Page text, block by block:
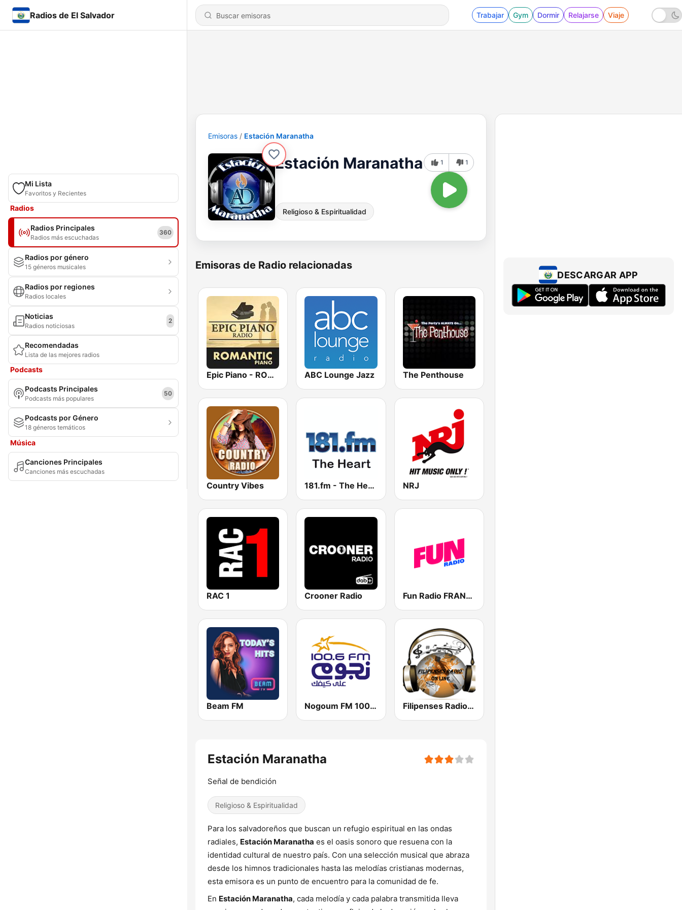
Radios de El Salvador Trabajar Gym Dormir Relajarse Viaje
Mi Lista
Favoritos y Recientes
Radios
Radios Principales
Radios más escuchadas
360
Radios por género
15 géneros musicales
Radios por regiones
Radios locales
Noticias
Radios noticiosas
2
Recomendadas
Lista de las mejores radios
Podcasts
Podcasts Principales
Podcasts más populares
50
Podcasts por Género
18 géneros temáticos
Música
Canciones Principales
Canciones más escuchadas
Emisoras Estación Maranatha
Estación Maranatha
Religioso & Espiritualidad
1 1
Emisoras de Radio relacionadas
Epic Piano - ROMANTIC PIANO ABC Lounge Jazz The Penthouse
Country Vibes 181.fm - The Heart (Love Songs) NRJ
RAC 1 Crooner Radio Fun Radio FRANCE
Beam FM Nogoum FM 100.6 (نجوم فم) Filipenses Radio El Salvador
Estación Maranatha
Señal de bendición
Religioso & Espiritualidad
Para los salvadoreños que buscan un refugio espiritual en las ondas
radiales, Estación Maranatha es el oasis sonoro que resuena con la
identidad cultural de nuestro país. Con una selección musical que abraza
desde los himnos tradicionales hasta las melodías cristianas modernas,
esta emisora es un punto de encuentro para la comunidad de fe.
En Estación Maranatha, cada melodía y cada palabra transmitida lleva
DESCARGAR APP